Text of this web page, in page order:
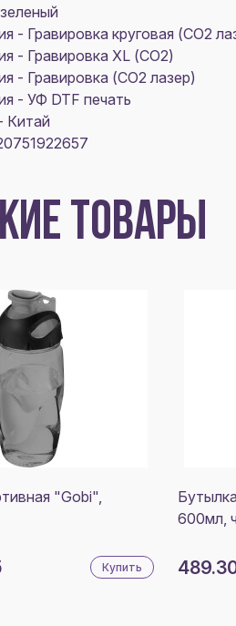
- Гравировка круговая (CO2
- Гравировка XL (СО2)
- Гравировка (CO2 лазер)
- УФ DTF печать
Китай
ТОВАРЫ
"Gobi",
Купить
600мл,